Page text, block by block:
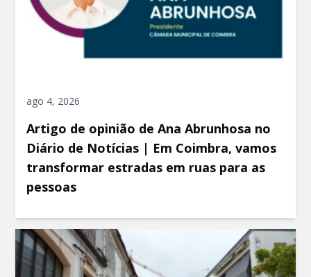
ago 4, 2026
Artigo de opinião de Ana Abrunhosa no
Diário de Notícias | Em Coimbra, vamos
transformar estradas em ruas para as
pessoas